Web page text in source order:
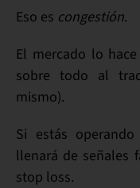
Eso es congestión.
El mercado lo
sobre todo al
mismo).
Si estás
llenará de señales
stop loss.